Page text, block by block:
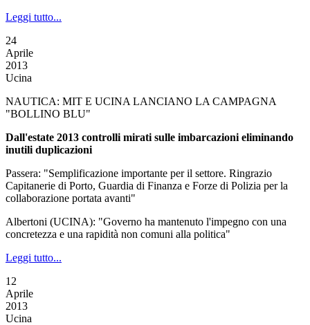
Leggi tutto...
24
Aprile
2013
Ucina
NAUTICA: MIT E UCINA LANCIANO LA CAMPAGNA
"BOLLINO BLU"
Dall'estate 2013 controlli mirati sulle imbarcazioni eliminando
inutili duplicazioni
Passera: "Semplificazione importante per il settore. Ringrazio
Capitanerie di Porto, Guardia di Finanza e Forze di Polizia per la
collaborazione portata avanti"
Albertoni (UCINA): "Governo ha mantenuto l'impegno con una
concretezza e una rapidità non comuni alla politica"
Leggi tutto...
12
Aprile
2013
Ucina